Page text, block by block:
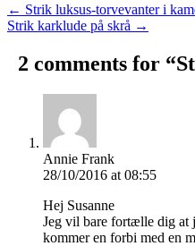
← Strik luksus-torvevanter i
Strik karklude på skrå →
2 comments for “
Annie Frank
28/10/2016 at 08:55
Hej Susanne
Jeg vil bare fortælle dig at
kommer en forbi med en